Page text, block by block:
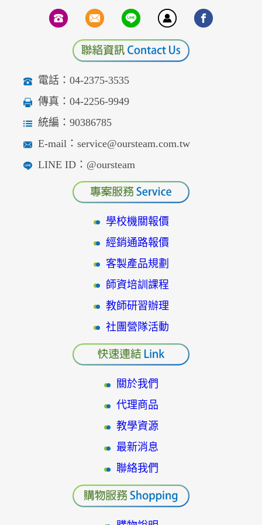
電話：04-2375-3535
傳真：04-2256-9949
統編：90386785
E-mail：service@oursteam.com.tw
LINE ID：@oursteam
學校機關報價
經銷通路報價
客製產品規劃
師資培訓課程
教師研習辦理
社團營隊活動
關於我們
代理商品
教學資源
最新消息
聯絡我們